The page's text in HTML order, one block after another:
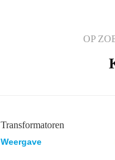
OP
Transformatoren
Weergave